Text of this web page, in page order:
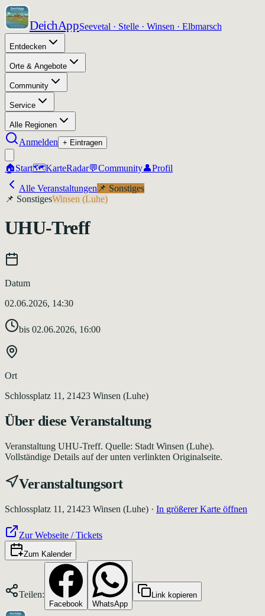
DeichAppSeevetal · Stelle · Winsen · Elbmarsch
Entdecken
Orte & Angebote
Community
Service
Alle Regionen
Anmelden + Eintragen
🏠Start🗺️KarteRadar💬Community👤Profil
Alle Veranstaltungen 📌 Sonstiges
📌 SonstigesWinsen (Luhe)
UHU-Treff
Datum
02.06.2026, 14:30
bis 02.06.2026, 16:00
Ort
Schlossplatz 11, 21423 Winsen (Luhe)
Über diese Veranstaltung
Veranstaltung UHU-Treff. Quelle: Stadt Winsen (Luhe).
Vollständige Details auf der unten verlinkten Originalseite.
Veranstaltungsort
Schlossplatz 11, 21423 Winsen (Luhe) · In größerer Karte öffnen
Zur Webseite / Tickets
Zum Kalender
Teilen:
Facebook WhatsApp
Link kopieren